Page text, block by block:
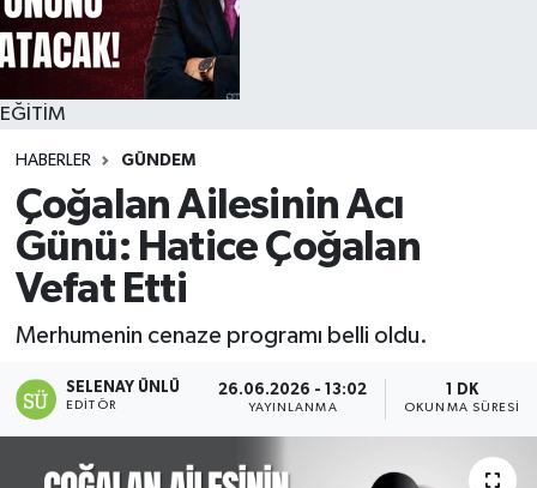
EĞİTİM
HABERLER GÜNDEM
Çoğalan Ailesinin Acı
Günü: Hatice Çoğalan
Vefat Etti
Merhumenin cenaze programı belli oldu.
SELENAY ÜNLÜ
EDITÖR
26.06.2026 - 13:02
YAYINLANMA
1 DK
OKUNMA SÜRESI